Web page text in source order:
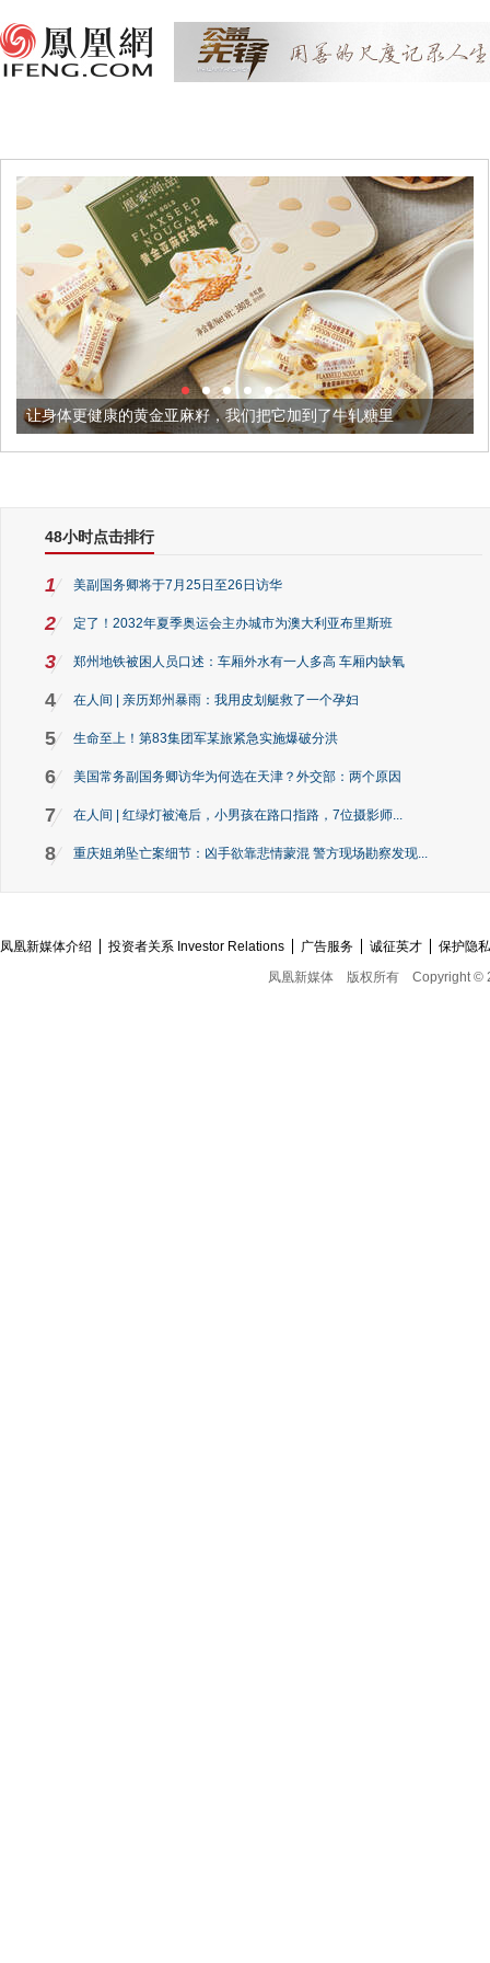
金亚麻籽，我们把它加到了牛轧糖里 被列入佛家七宝的
48小时点击排行
1 美副国务卿将于7月25日至26日访华
2 定了！2032年夏季奥运会主办城市为澳大利亚布里斯班
3 郑州地铁被困人员口述：车厢外水有一人多高 车厢内缺氧
4 在人间 | 亲历郑州暴雨：我用皮划艇救了一个孕妇
5 生命至上！第83集团军某旅紧急实施爆破分洪
6 美国常务副国务卿访华为何选在天津？外交部：两个原因
7 在人间 | 红绿灯被淹后，小男孩在路口指路，7位摄影师...
8 重庆姐弟坠亡案细节：凶手欲靠悲情蒙混 警方现场勘察发现...
凤凰新媒体介绍 投资者关系 Investor Relations 广告服务 诚征英才
保护隐
凤凰新媒体
版权所有 Copyright ©